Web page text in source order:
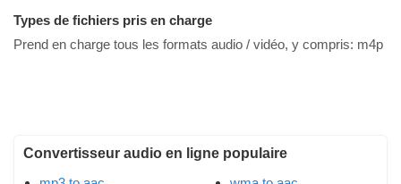
Types de fichiers pris en charge
Prend en charge tous les formats audio / vidéo, y compris: m4p
Convertisseur audio en ligne populaire